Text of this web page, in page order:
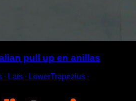
pull up en anillas
Lats ∙ LowerTrapezius ∙